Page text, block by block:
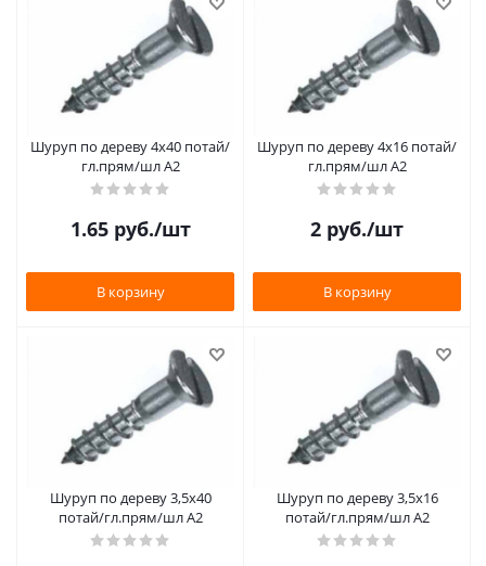
Шуруп по дереву 4х40 потай/
гл.прям/шл А2
1.65руб./шт
В корзину
Шуруп по дереву 4х16 потай/
гл.прям/шл А2
2 руб./шт
В корзину
Шуруп по дереву 3,5х40
потай/гл.прям/шл А2
Шуруп по дереву 3,5х16
потай/гл.прям/шл А2